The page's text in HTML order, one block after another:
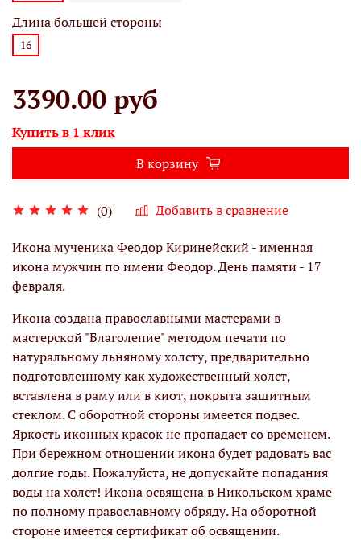
(0) Добавить в сравнение
Длина большей стороны
16
3390.00 руб
Купить в 1 клик
В корзину
Икона мученика Феодор Киринейский - именная
икона мужчин по имени Феодор. День памяти - 17
февраля.
Икона создана православными мастерами в
мастерской "Благолепие" методом печати по
натуральному льняному холсту, предварительно
подготовленному как художественный холст,
вставлена в раму или в киот, покрыта защитным
стеклом. С оборотной стороны имеется подвес.
Яркость иконных красок не пропадает со временем.
При бережном отношении икона будет радовать вас
долгие годы. Пожалуйста, не допускайте попадания
воды на холст! Икона освящена в Никольском храме
по полному православному обряду. На оборотной
стороне имеется сертификат об освящении.